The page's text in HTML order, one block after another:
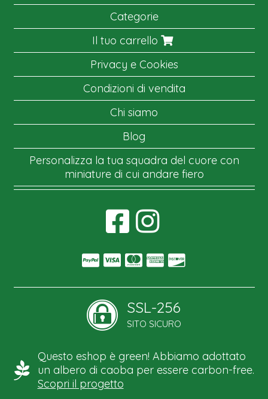
Categorie
Il tuo carrello
Privacy e Cookies
Condizioni di vendita
Chi siamo
Blog
Personalizza la tua squadra del cuore con
miniature di cui andare fiero
SSL-256
SITO SICURO
Questo eshop è green! Abbiamo adottato
un albero di caoba per essere carbon-free.
Scopri il progetto